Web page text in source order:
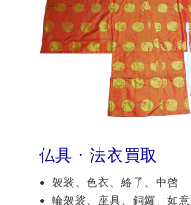
仏具・法衣買取
袈裟、色衣、絡子、中啓
輪袈裟、座具、銅鑼、如意